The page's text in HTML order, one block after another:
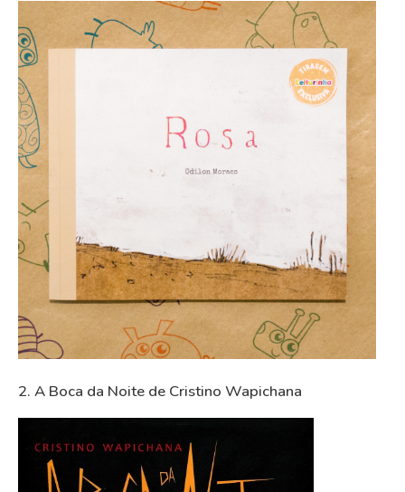
2. A Boca da Noite de Cristino Wapichana